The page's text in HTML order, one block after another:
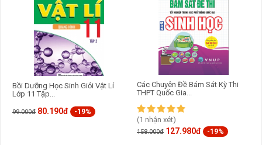
Bồi Dưỡng Học Sinh Giỏi Vật Lí
Lớp 11 Tập...
99.000đ 80.190đ -19%
Các Chuyên Đề Bám Sát Kỳ Thi
THPT Quốc Gia...
(1 nhận xét)
158.000đ 127.980đ -19%